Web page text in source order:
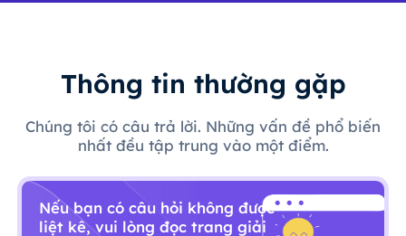
Thông tin thường gặp
Chúng tôi có câu trả lời. Những vấn đề phổ biến
nhất đều tập trung vào một điểm.
Nếu bạn có câu hỏi không được
liệt kê, vui lòng đọc trang giải